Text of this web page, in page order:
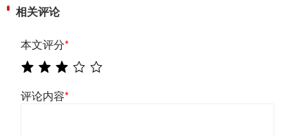
相关评论
本文评分*
评论内容*